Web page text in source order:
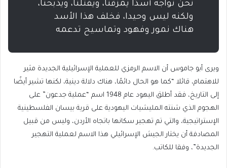
نحن نواجه أسدًا يمزقنا، ويقتلنا، ويذبحنا،
ولكنه ليس وحيدا، فخلف هذا الأسد
هناك نمور وفهود وتماسيح تدعمه
ويرى أبو جاموس أن الاسم الرمزي للعملية الإسرائيلية الجديدة مثير
للاهتمام، قائلا “كما هو الحال دائمًا، هناك دلالة دينية، لكنها تشير أيضًا
إلى التاريخ، فقد أطلق اليهود عام 1948 اسم “عملية جدعون” على
الهجوم الذي شنته المليشيات اليهودية على قرية بيسان الفلسطينية
الإستراتيجية، والتي تم تهجير سكانها باتجاه الأردن، وليس من قبيل
المصادفة أن يختار الجيش الإسرائيلي هذا الاسم لعملية التهجير
الجديدة”، وفقا للكاتب.